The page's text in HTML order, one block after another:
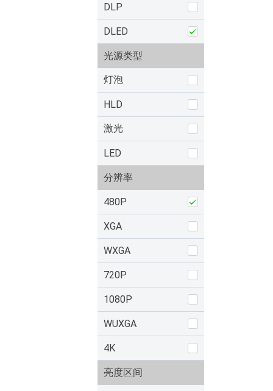
DLP
DLED
光源类型
灯泡
HLD
激光
LED
分辨率
480P
XGA
WXGA
720P
1080P
WUXGA
4K
亮度区间